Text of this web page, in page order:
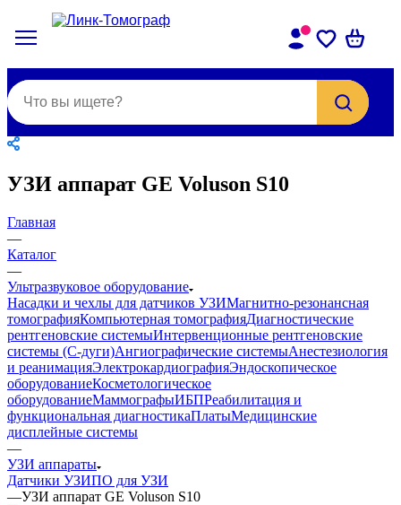
УЗИ аппарат GE Voluson S10
Главная
—
Каталог
—
Ультразвуковое оборудование
Насадки и чехлы для датчиков УЗИМагнитно-резонансная
томографияКомпьютерная томографияДиагностические
рентгеновские системыИнтервенционные рентгеновские
системы (С-дуги)Ангиографические системыАнестезиология
и реанимацияЭлектрокардиографияЭндоскопическое
оборудованиеКосметологическое
оборудованиеМаммографыИБПРеабилитация и
функциональная диагностикаПлатыМедицинские
дисплейные системы
—
УЗИ аппараты
Датчики УЗИПО для УЗИ
—УЗИ аппарат GE Voluson S10